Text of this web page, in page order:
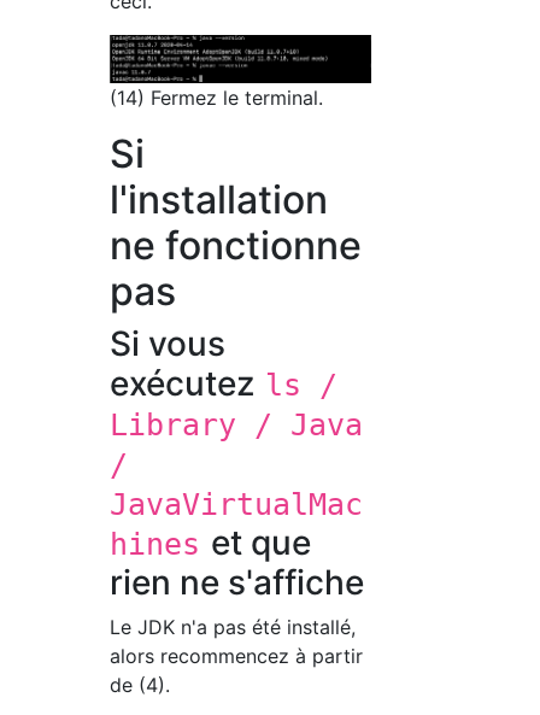
(14) Fermez le terminal.
Si
l'installation
ne fonctionne
pas
Si vous
exécutez ls /
Library / Java
/
JavaVirtualMac
hines et que
rien ne s'affiche
Le JDK n'a pas été installé,
alors recommencez à partir
de (4).